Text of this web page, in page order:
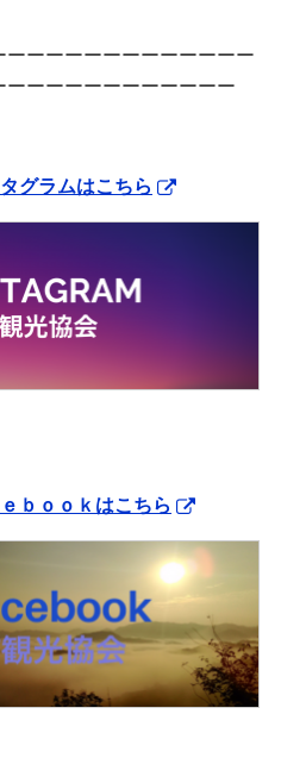
ーーーーーーーーーーーー
ーーーーーーーーーーー
グラムはこちら
ｂｏｏｋはこちら